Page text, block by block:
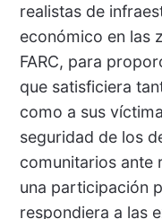
realistas de
económico en las
FARC, para
que satisficiera
como a sus
seguridad de los
comunitarios ante
una participación
respondiera a las